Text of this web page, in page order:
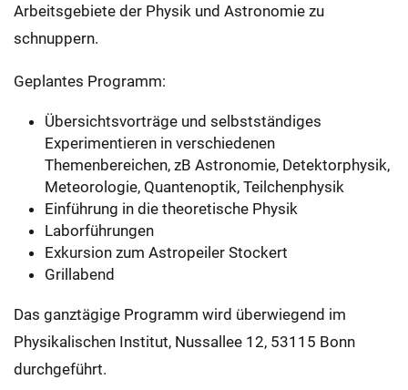
Arbeitsgebiete der Physik und Astronomie zu
schnuppern.
Geplantes Programm:
Übersichtsvorträge und selbstständiges
Experimentieren in verschiedenen
Themenbereichen, zB Astronomie, Detektorphysik,
Meteorologie, Quantenoptik, Teilchenphysik
Einführung in die theoretische Physik
Laborführungen
Exkursion zum Astropeiler Stockert
Grillabend
Das ganztägige Programm wird überwiegend im
Physikalischen Institut, Nussallee 12, 53115 Bonn
durchgeführt.